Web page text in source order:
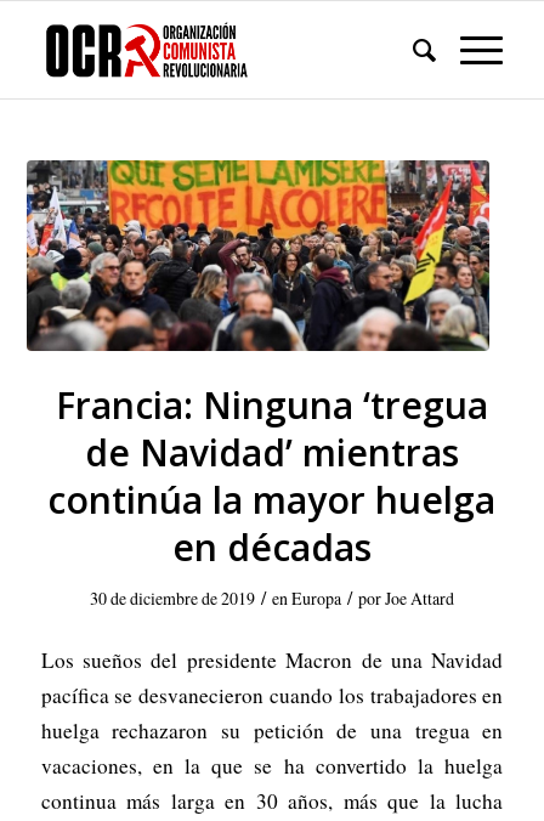
Francia: Ninguna ‘tregua
de Navidad’ mientras
continúa la mayor huelga
en décadas
30 de diciembre de 2019 / enEuropa / porJoe Attard
Los sueños del presidente Macron de una Navidad
pacífica se desvanecieron cuando los trabajadores en
huelga rechazaron su petición de una tregua en
vacaciones, en la que se ha convertido la huelga
continua más larga en 30 años, más que la lucha